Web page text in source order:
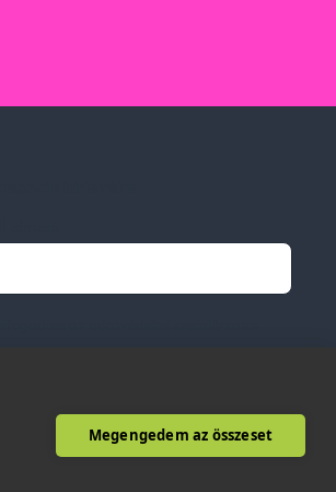
Megengedem az összeset